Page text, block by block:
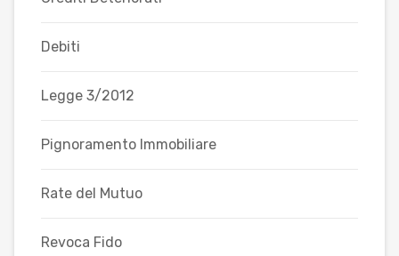
Debiti
Legge 3/2012
Pignoramento Immobiliare
Rate del Mutuo
Revoca Fido